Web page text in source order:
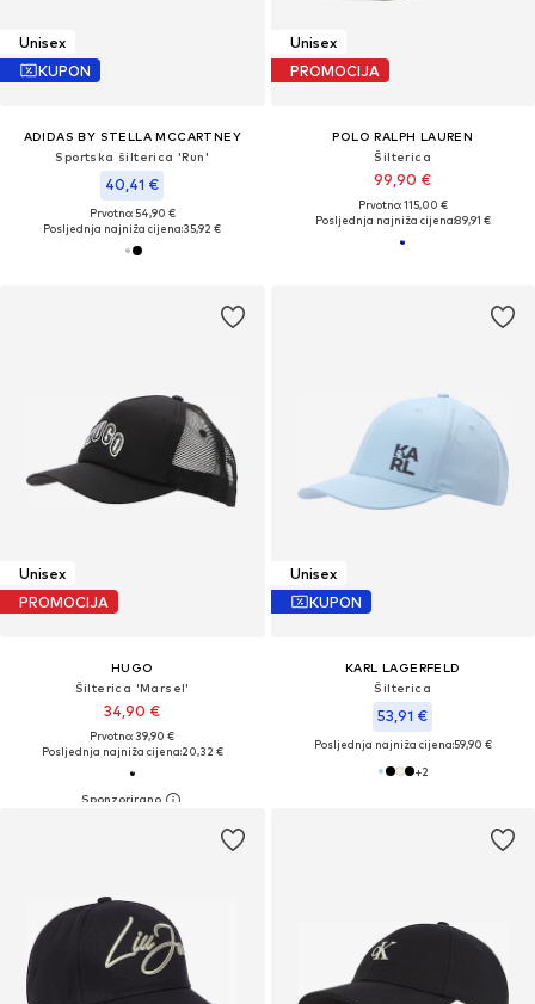
Unisex
KUPON
ADIDAS BY STELLA MCCARTNEY
Sportska šilterica 'Run'
40,41 €
Prvotno: 54,90 €
Posljednja najniža cijena:35,92 €
Unisex
PROMOCIJA
POLO RALPH LAUREN
Šilterica
99,90 €
Prvotno: 115,00 €
Posljednja najniža cijena:89,91 €
Unisex
PROMOCIJA
HUGO
Šilterica 'Marsel'
34,90 €
Prvotno: 39,90 €
Posljednja najniža cijena:20,32 €
Unisex
KUPON
KARL LAGERFELD
Šilterica
53,91 €
Posljednja najniža cijena:59,90 €
+2